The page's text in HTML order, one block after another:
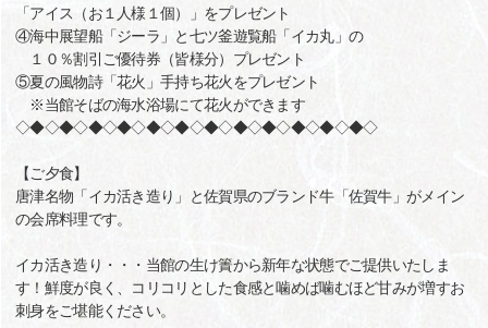
「アイス（お１人様１個）」をプレゼント
④海中展望船「ジーラ」と七ツ釜遊覧船「イカ丸」の
１０％割引ご優待券（皆様分）プレゼント
⑤夏の風物詩「花火」手持ち花火をプレゼント
※当館そばの海水浴場にて花火ができます
◇◆◇◆◇◆◇◆◇◆◇◆◇◆◇◆◇◆◇◆◇◆◇◆◇
【ご夕食】
唐津名物「イカ活き造り」と佐賀県のブランド牛「佐賀牛」がメイン
の会席料理です。
イカ活き造り・・・当館の生け簀から新年な状態でご提供いたしま
す！鮮度が良く、コリコリとした食感と噛めば噛むほど甘みが増すお
刺身をご堪能ください。